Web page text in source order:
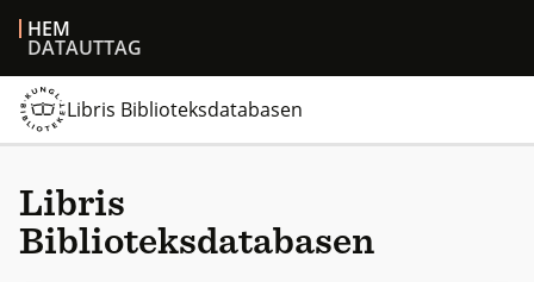
HEM
DATAUTTAG
Libris Biblioteksdatabasen
Libris
Biblioteksdatabasen